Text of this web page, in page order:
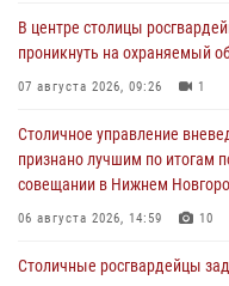
В центре столицы
проникнуть на охраняемый
07 августа 2026, 09:26 1
Столичное управление
признано лучшим по итогам
совещании в Нижнем
06 августа 2026, 14:59 10
Столичные росгвардейцы